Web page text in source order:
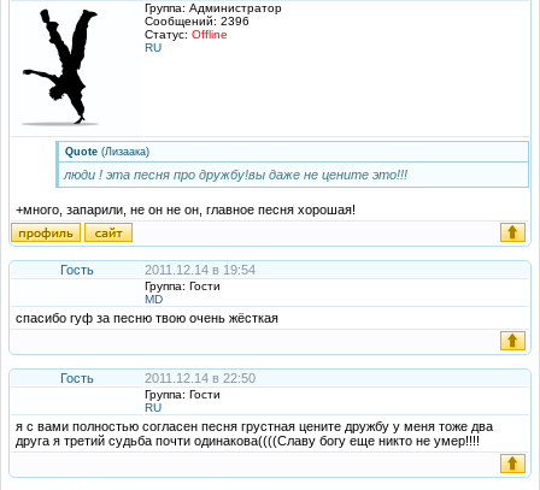
Группа: Администратор
Сообщений: 2396
Статус: Offline
RU
Quote (Лизаака)
люди ! эта песня про дружбу!вы даже не цените это!!!
+много, запарили, не он не он, главное песня хорошая!
Гость 2011.12.14 в 19:54
Группа: Гости
MD
спасибо гуф за песню твою очень жёсткая
Гость 2011.12.14 в 22:50
Группа: Гости
RU
я с вами полностью согласен песня грустная цените дружбу у меня тоже два
друга я третий судьба почти одинакова((((Славу богу еще никто не умер!!!!